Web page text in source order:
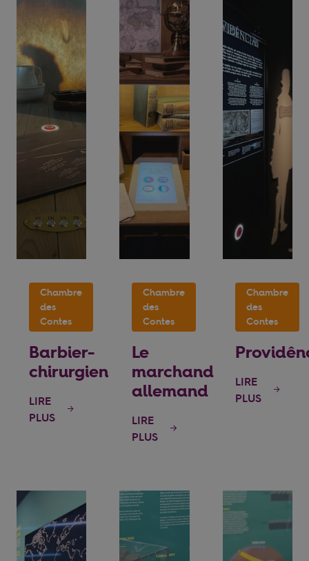
Chambre
des
Contes
Barbier-
chirurgien
LIRE
PLUS
Chambre
des
Contes
Le
marchand
allemand
LIRE
PLUS
Chambre
des
Contes
LIRE
PLUS